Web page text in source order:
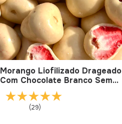
Morango Liofilizado Drageado
Com Chocolate Branco Sem
Adição De Açúcar
(29)